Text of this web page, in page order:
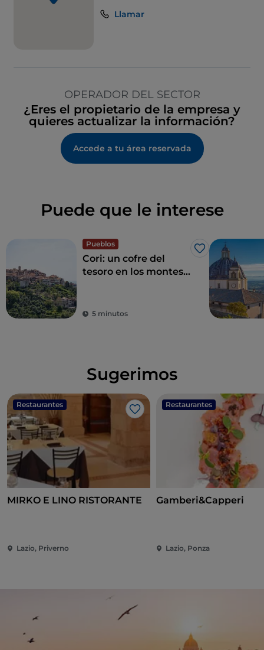
Llamar
OPERADOR DEL SECTOR
¿Eres el propietario de la empresa y
quieres actualizar la información?
Accede a tu área reservada
Puede que le interese
Pueblos
Me gusta
Cori: un cofre del
tesoro en los montes
5 minutos
Sugerimos
Restaurantes
Me gusta
MIRKO E LINO RISTORANTE
Lazio, Priverno
Restaurantes
Gamberi&Capperi
Lazio, Ponza